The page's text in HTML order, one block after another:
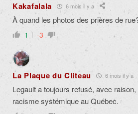
Kakafalala 6 mois il y a
À quand les photos des prières de
1 -3
La Plaque du Cliteau 6 mois il y a
Legault a toujours refusé, avec raison,
racisme systémique au Québec.